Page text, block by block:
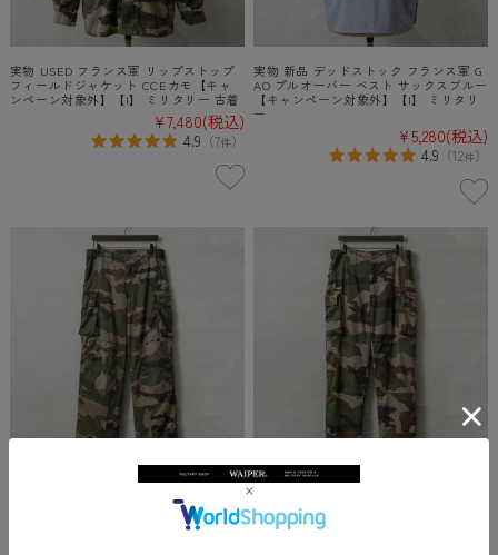
実物 USED フランス軍 リップストップ
フィールドジャケット CCEカモ【キャ
ンペーン対象外】【I】 ミリタリー 古着
¥7,480(税込)
4.9 （7件）
実物 新品 デッドストック フランス軍 G
AO プルオーバー ベスト サックスブルー
【キャンペーン対象外】【I】 ミリタリ
ー
¥5,280(税込)
4.9 （12件）
実物 USED フランス軍 FELIN T4 S2 リ
ップストップ コンバット カーゴパンツ
CCEカモ【キャンペーン対象外】【I】
実物 USED フランス軍 SPECIAL WARFA
ンツ CCEカモ【キャンペーン対象外】
【I】 ミリタリー 古着